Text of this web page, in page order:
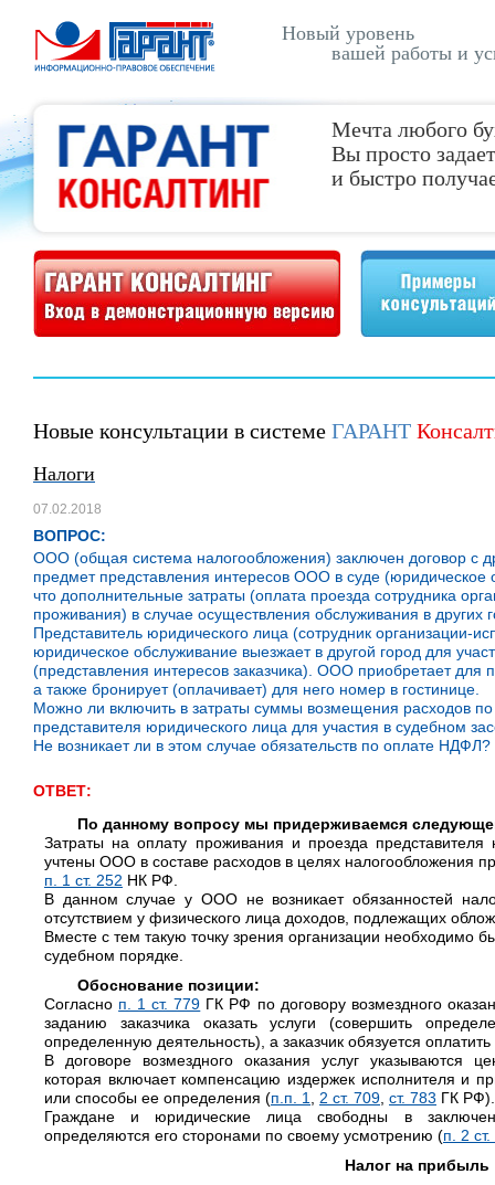
Новый уровень
вашей работы и
Мечта любого
Вы просто
и быстро
Демонстрационная версия ГАРАНТ Консалтинг Примеры консультаций
Новые консультации в системеГАРАНТ
Налоги
07.02.2018
ВОПРОС:
ООО (общая система налогообложения) заключен договор с
предмет представления интересов ООО в суде (юридическое
что дополнительные затраты (оплата проезда сотрудника
проживания) в случае осуществления обслуживания в
Представитель юридического лица (сотрудник организации-
юридическое обслуживание выезжает в другой город для
(представления интересов заказчика). ООО приобретает для
а также бронирует (оплачивает) для него номер в гостинице.
Можно ли включить в затраты суммы возмещения расходов
представителя юридического лица для участия в судебном
Не возникает ли в этом случае обязательств по оплате НДФЛ?
ОТВЕТ:
По данному вопросу мы придерживаемся
Затраты на оплату проживания и проезда
учтены ООО в составе расходов в целях налогообложения
п. 1 ст. 252 НК РФ.
В данном случае у ООО не возникает обязанностей
отсутствием у физического лица доходов, подлежащих
Вместе с тем такую точку зрения организации необходимо
судебном порядке.
Обоснование позиции:
Согласно п. 1 ст. 779 ГК РФ по договору возмездного
заданию заказчика оказать услуги (совершить
определенную деятельность), а заказчик обязуется оплатить
В договоре возмездного оказания услуг указываются
которая включает компенсацию издержек исполнителя и
или способы ее определения (п.п. 1 2 ст. 709 ст. 783 ГК РФ).
Граждане и юридические лица свободны в
определяются его сторонами по своему усмотрению (п. 2 ст.
Налог на прибыль